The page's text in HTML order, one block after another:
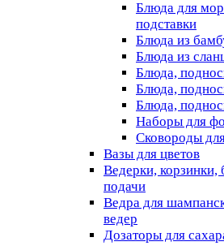
Блюда для
подставки
Блюда из
Блюда из
Блюда,
Блюда,
Блюда,
Наборы для
Сковороды
Вазы для цветов
Ведерки, корзинки,
подачи
Ведра для
ведер
Дозаторы для